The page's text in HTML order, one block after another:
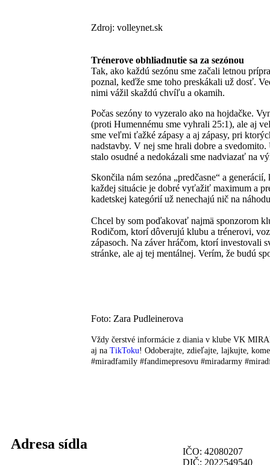
Zdroj: volleynet.sk
Trénerove obhliadnutie sa za sezónou
Tak, ako každú sezónu sme začali letnou
poznal, keďže sme toho preskákali už dosť.
nimi vážil skaždú chvíľu a okamih.
Počas sezóny to vyzeralo ako na hojdačke.
(proti Humennému sme vyhrali 25:1), ale aj
sme veľmi ťažké zápasy a aj zápasy, pri
nadstavby. V nej sme hrali dobre a
stalo osudné a nedokázali sme nadviazať na
Skončila nám sezóna „predčasne“ a
každej situácie je dobré vyťažiť maximum a
kadetskej kategórií už nenechajú nič na
Chcel by som poďakovať najmä sponzorom
Rodičom, ktorí dôverujú klubu a trénerovi,
zápasoch. Na záver hráčom, ktorí investovali
stránke, ale aj tej mentálnej. Verím, že budú
Foto: Zara Pudleinerova
Vždy čerstvé informácie z diania v klube VK
aj na TikToku! Odoberajte, zdieľajte, lajkujte,
#miradfamily #fandimepresovu #miradarmy
Adresa sídla
IČO: 42080207
DIČ: 2022549540